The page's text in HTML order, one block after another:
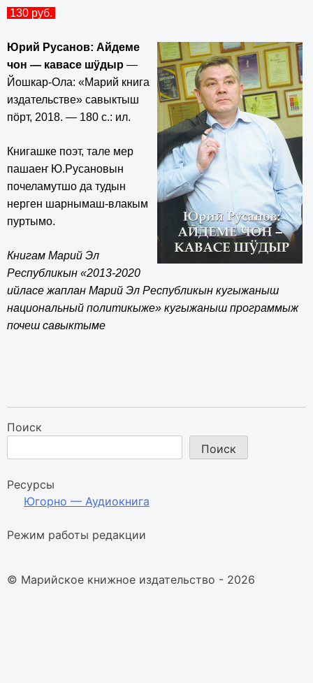
130 руб.
Юрий Русанов: Айдеме
чон — кавасе шӱдыр —
Йошкар-Ола: «Марий книга
издательстве» савыктыш
пӧрт, 2018. — 180 с.: ил.
Книгашке поэт, тале мер
пашаеҥ Ю.Русановын
почеламутшо да тудын
нерген шарнымаш-влакым
пуртымо.
Книгам Марий Эл
Республикын «2013-2020
ийласе жаплан Марий Эл Республикын кугыжаныш
национальный политикыже» кугыжаныш программыж
почеш савыктыме
Поиск
Поиск
Ресурсы
Югорно — Аудиокнига
Режим работы редакции
© Марийское книжное издательство - 2026